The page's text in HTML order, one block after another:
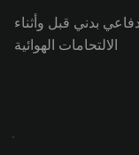
بدني قبل وأثناء
الالتحامات الهوائية